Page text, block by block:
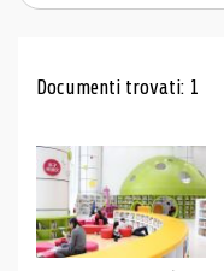
Risultati
Documenti trovati: 1